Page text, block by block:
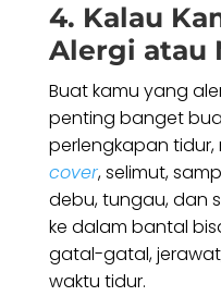
4. Kalau
Alergi atau
Buat kamu yang
penting banget
perlengkapan tidur,
cover, selimut,
debu, tungau, dan
ke dalam bantal
gatal-gatal,
waktu tidur.